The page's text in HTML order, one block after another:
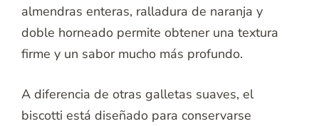
almendras enteras, ralladura de naranja y
doble horneado permite obtener una textura
firme y un sabor mucho más profundo.
A diferencia de otras galletas suaves, el
biscotti está diseñado para conservarse